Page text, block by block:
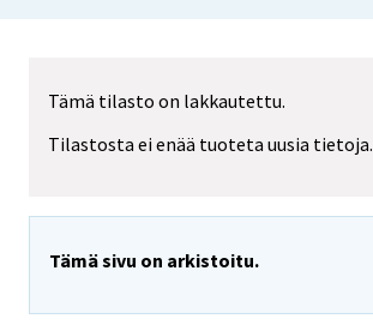
Tämä tilasto on lakkautettu.
Tilastosta ei enää tuoteta uusia tietoja.
Tämä sivu on arkistoitu.